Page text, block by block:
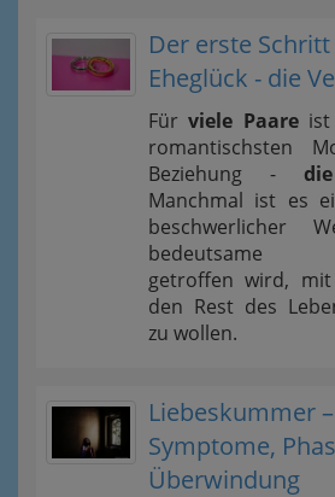
Der erste
Eheglück - die
Fürviele Paareist
romantischsten
Beziehung -
Manchmal ist es
beschwerlicher
bedeutsame
getroffen wird,
den Rest des
zu wollen.
Liebeskummer –
Symptome,
Überwindung